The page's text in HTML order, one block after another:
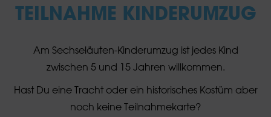
TEILNAHME KINDERUMZUG
Am Sechseläuten-Kinderumzug ist jedes Kind
zwischen 5 und 15 Jahren willkommen.
Hast Du eine Tracht oder ein historisches Kostüm aber
noch keine Teilnahmekarte?